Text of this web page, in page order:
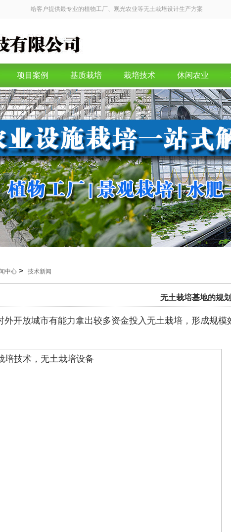
给客户提供最专业的植物工厂、观光农业等无土栽培设计生产方案
项目案例 基质栽培 栽培技术 休闲农业
中心 > 技术新闻
无土栽培基地的规
开放城市有能力拿出较多资金投入无土栽培，形成规